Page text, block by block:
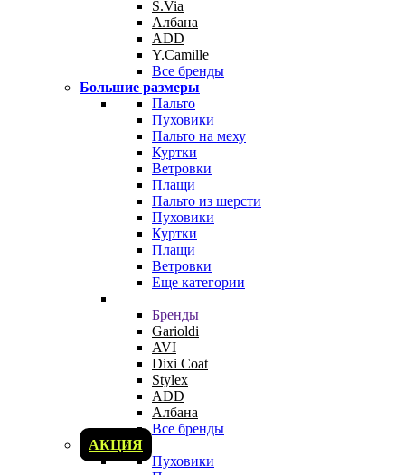
S.Via
Албана
ADD
Y.Camille
Все бренды
Большие размеры
Пальто
Пуховики
Пальто на меху
Куртки
Ветровки
Плащи
Пальто из шерсти
Пуховики
Куртки
Плащи
Ветровки
Еще категории
Бренды
Garioldi
AVI
Dixi Coat
Stylex
ADD
Албана
Все бренды
АКЦИЯ
Пуховики